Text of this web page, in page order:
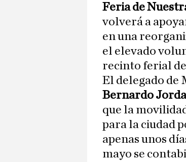
Feria de
volverá a
en una
el elevado
recinto ferial de
El delegado de
Bernardo
que la
para la ciudad
apenas unos
mayo se